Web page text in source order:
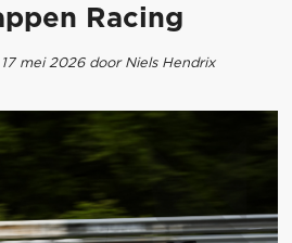
Racing
mei 2026 door Niels Hendrix